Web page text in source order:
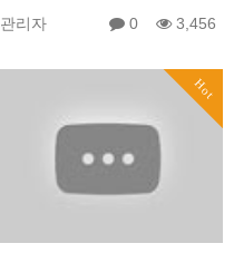
관리자 0 3,456
Hot